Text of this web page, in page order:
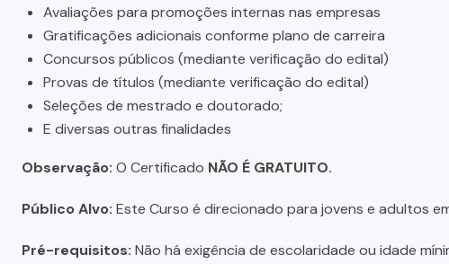
Avaliações para promoções internas nas empresas
Gratificações adicionais conforme plano de carreira
Concursos públicos (mediante verificação do edital)
Provas de títulos (mediante verificação do edital)
Seleções de mestrado e doutorado;
E diversas outras finalidades
Observação: O Certificado NÃO É GRATUITO.
Público Alvo: Este Curso é direcionado para jovens e adultos
Pré-requisitos: Não há exigência de escolaridade ou idade